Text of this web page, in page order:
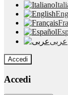
عربى
Accedi
Accedi